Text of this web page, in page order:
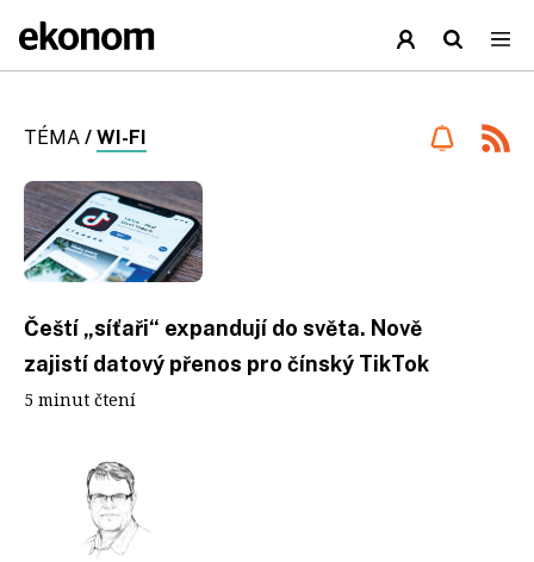
TÉMA / WI-FI
Čeští „síťaři“ expandují do světa. Nově
zajistí datový přenos pro čínský TikTok
5 minut čtení